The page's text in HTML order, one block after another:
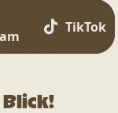
TikTok
Blick!